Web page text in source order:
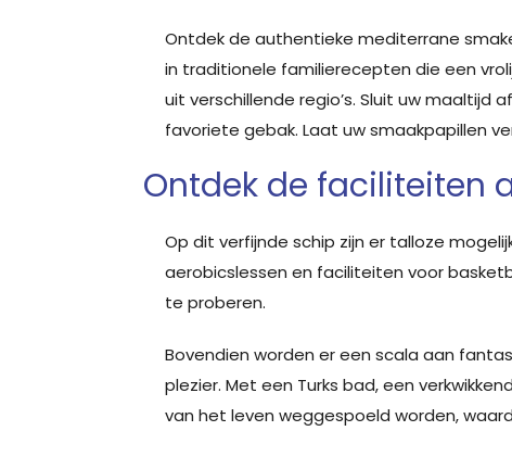
Ontdek de authentieke mediterrane
in traditionele familierecepten die een
uit verschillende regio’s. Sluit uw
favoriete gebak. Laat uw smaakpapillen
Ontdek de faciliteiten
Op dit verfijnde schip zijn er talloze
aerobicslessen en faciliteiten voor
te proberen.
Bovendien worden er een scala aan
plezier. Met een Turks bad, een
van het leven weggespoeld worden,